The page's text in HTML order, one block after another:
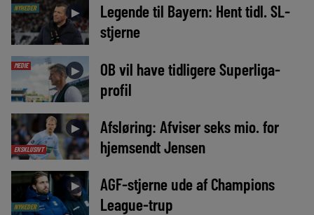
NYHEDER ►
Legende til Bayern: Hent tidl. SL-
stjerne
MEDIE ►
OB vil have tidligere Superliga-
profil
EKSKLUSIVT
►
Afsløring: Afviser seks mio. for
hjemsendt Jensen
NYHEDER
►
AGF-stjerne ude af Champions
League-trup